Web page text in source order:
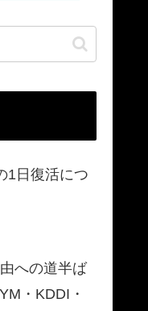
1日復活につ
への道半ば
・KDDI・